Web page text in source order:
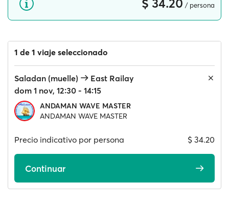
$ 34.20 / persona
1 de 1 viaje seleccionado
Saladan (muelle)
East Railay
dom 1 nov, 12:30 - 14:15
ANDAMAN WAVE MASTER
ANDAMAN WAVE MASTER
Precio indicativo por persona $ 34.20
Continuar